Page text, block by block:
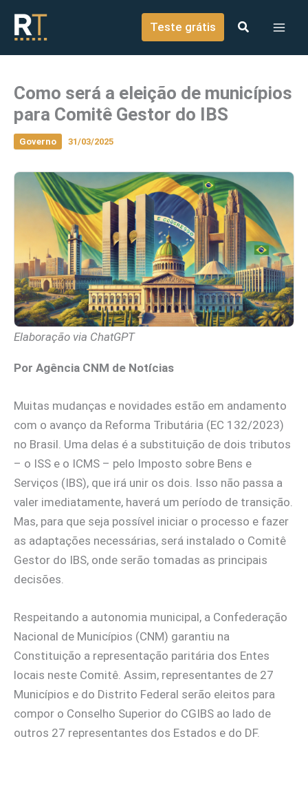
conteúdo
Teste grátis
Como será a eleição de municípios
para Comitê Gestor do IBS
Governo 31/03/2025
Elaboração via ChatGPT
Por Agência CNM de Notícias
Muitas mudanças e novidades estão em andamento
com o avanço da Reforma Tributária (EC 132/2023)
no Brasil. Uma delas é a substituição de dois tributos
– o ISS e o ICMS – pelo Imposto sobre Bens e
Serviços (IBS), que irá unir os dois. Isso não passa a
valer imediatamente, haverá um período de transição.
Mas, para que seja possível iniciar o processo e fazer
as adaptações necessárias, será instalado o Comitê
Gestor do IBS, onde serão tomadas as principais
decisões.
Respeitando a autonomia municipal, a Confederação
Nacional de Municípios (CNM) garantiu na
Constituição a representação paritária dos Entes
locais neste Comitê. Assim, representantes de 27
Municípios e do Distrito Federal serão eleitos para
compor o Conselho Superior do CGIBS ao lado de
outros 27 representantes dos Estados e do DF.